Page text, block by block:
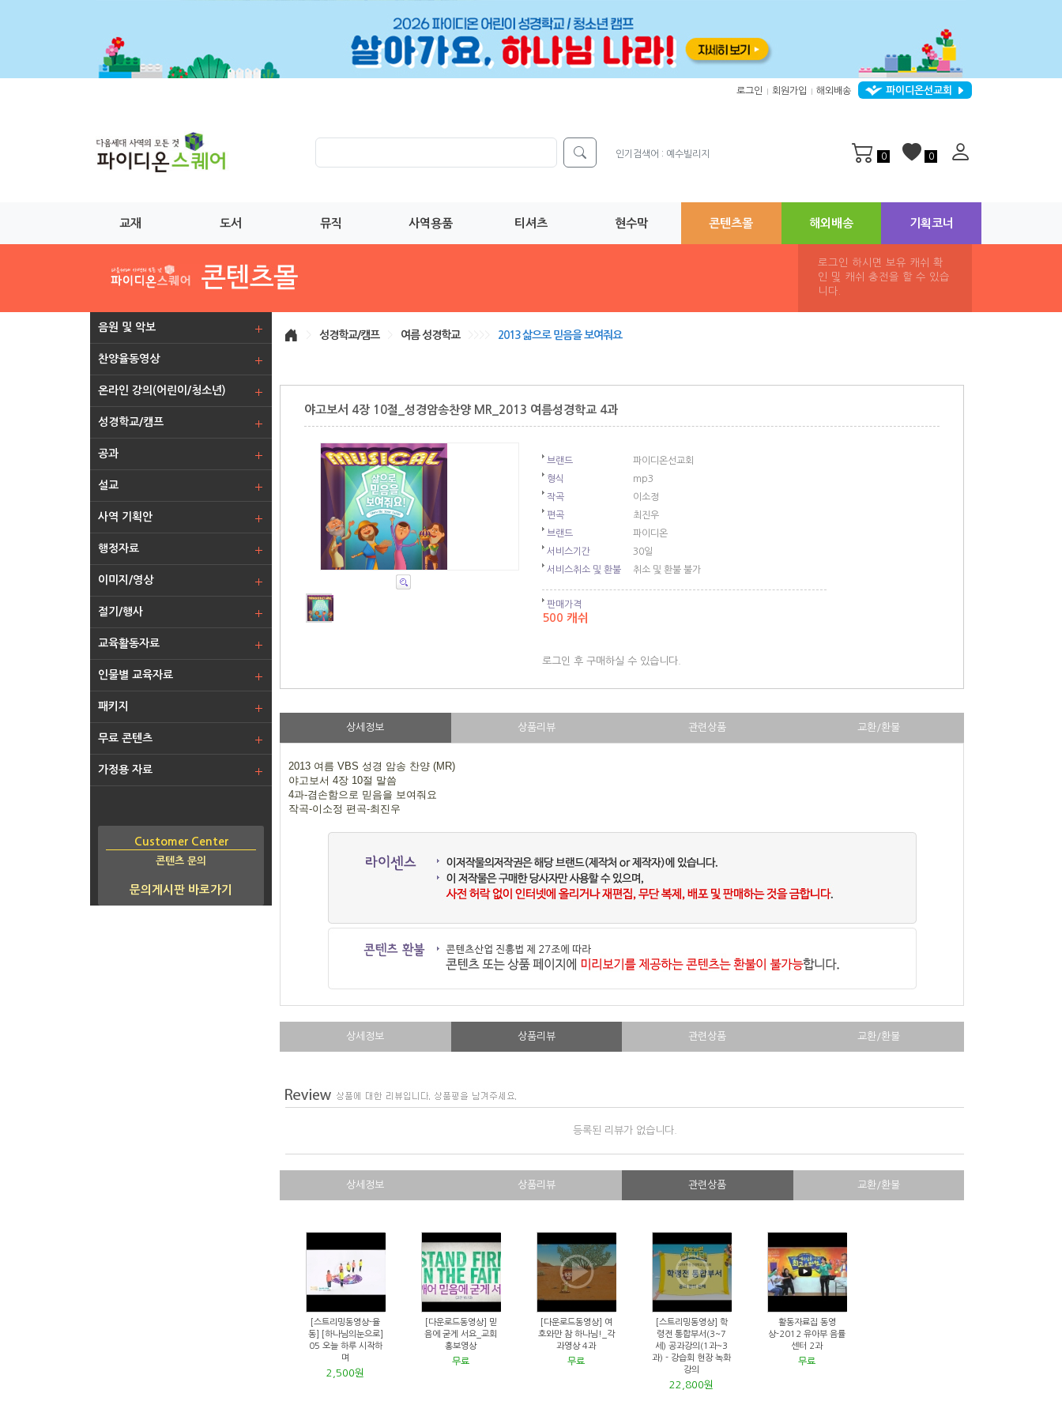
로그인 회원가입 해외배송 파이디온선교회
인기검색어 : 예수빌리지 0 0
교재 도서 뮤직 사역용품 티셔츠 현수막 콘텐츠몰 해외배송 기획코너
로그인 하시면 보유 캐쉬 확
인 및 캐쉬 충전을 할 수 있습
니다.
음원 및 악보
찬양율동영상
온라인 강의(어린이/청소년)
성경학교/캠프
공과
설교
사역 기획안
행정자료
이미지/영상
절기/행사
교육활동자료
인물별 교육자료
패키지
무료 콘텐츠
가정용 자료
Customer Center
콘텐츠 문의
문의게시판 바로가기
성경학교/캠프 여름 성경학교 2013 삶으로 믿음을 보여줘요
야고보서 4장 10절_성경암송찬양 MR_2013 여름성경학교 4과
브랜드
파이디온선교회
형식
mp3
작곡
이소정
편곡
최진우
브랜드
파이디온
서비스기간
30일
서비스취소 및 환불
취소 및 환불 불가
판매가격
500 캐쉬
로그인 후 구매하실 수 있습니다.
상세정보 상품리뷰 관련상품 교환/환불
2013 여름 VBS 성경 암송 찬양 (MR)
야고보서 4장 10절 말씀
4과-겸손함으로 믿음을 보여줘요
작곡-이소정 편곡-최진우
상세정보 상품리뷰 관련상품 교환/환불
등록된 리뷰가 없습니다.
상세정보 상품리뷰 관련상품 교환/환불
[스트리밍동영상-율
동] [하나님의눈으로]
05 오늘 하루 시작하
며
2,500원
[다운로드동영상] 믿
음에 굳게 서요_교회
홍보영상
무료
[다운로드동영상] 여
호와만 참 하나님!_각
과영상 4과
무료
[스트리밍동영상] 학
령전 통합부서(3~7
세) 공과강의(1과~3
과) - 강습회 현장 녹화
강의
22,800원
활동자료집 동영
상-2012 유아부 음률
센터 2과
무료